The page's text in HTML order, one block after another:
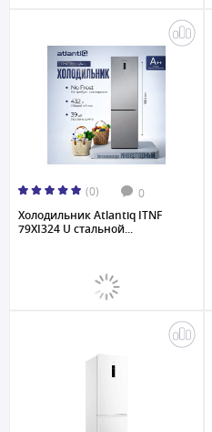
(0) 0
Холодильник Atlantiq ITNF
79XI324 U стальной...